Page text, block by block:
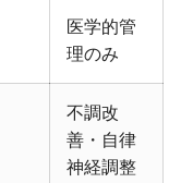
医学的管
理のみ
不調改
善・自律
神経調整